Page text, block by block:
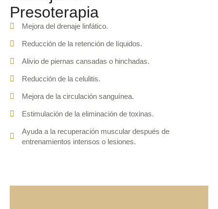
Presoterapia
Mejora del drenaje linfático.
Reducción de la retención de líquidos.
Alivio de piernas cansadas o hinchadas.
Reducción de la celulitis.
Mejora de la circulación sanguínea.
Estimulación de la eliminación de toxinas.
Ayuda a la recuperación muscular después de
entrenamientos intensos o lesiones.